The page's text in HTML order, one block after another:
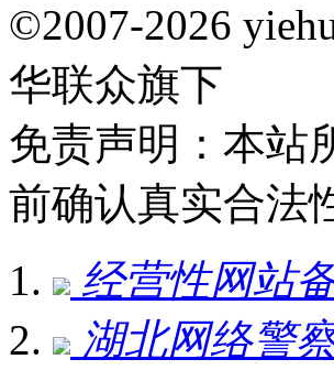
©2007-2026
华联众旗下
免责声明：本站
前确认真实合法
经营性网站
湖北网络警